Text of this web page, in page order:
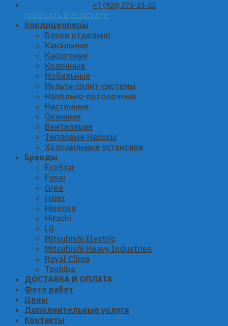
+7 (926) 273-23-22
НАПИСАТЬ В WHATSAPP
Кондиционеры
Блоки отдельно
Канальные
Кассетные
Колонные
Мобильные
Мульти-сплит-системы
Напольно-потолочные
Настенные
Оконные
Вентиляция
Тепловые Насосы
Холодильные установки
Бренды
EcoStar
Funai
Gree
Haier
Hisense
Hitachi
LG
Mitsubishi Electric
Mitsubishi Heavy Industries
Royal Clima
Toshiba
ДОСТАВКА И ОПЛАТА
Фото работ
Цены
Дополнительные услуги
Контакты